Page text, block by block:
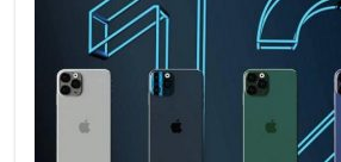
7 أغسطس، 2026 No Comment
محكمة أمريكية تلزم “ميتا” بدفع
567 مليون دولار
7 أغسطس، 2026 No Comment